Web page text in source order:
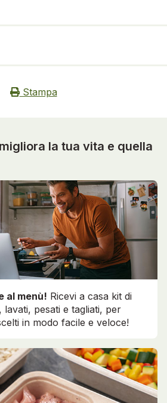
Stampa
la tua vita e quella
al menù! Ricevi a casa kit di
lavati, pesati e tagliati, per
in modo facile e veloce!